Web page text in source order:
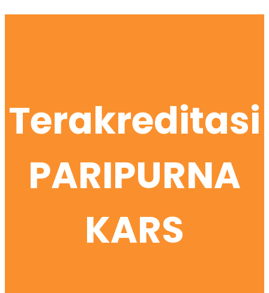
Terakreditasi
PARIPURNA
KARS